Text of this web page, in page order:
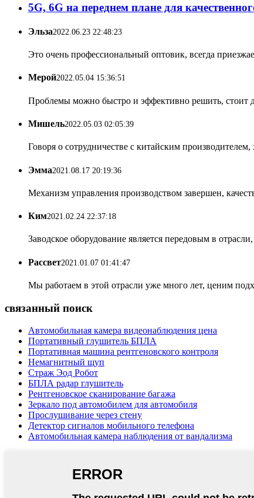
5G, 6G на переднем плане для
Эльза2022.06.23 22:48:23
Это очень профессиональный оптовик, всегда
Мерой2022.05.04 15:36:51
Проблемы можно быстро и эффективно решить, стоит
Мишель2022.05.03 02:05:39
Говоря о сотрудничестве с китайским
Эмма2021.08.17 20:19:36
Механизм управления производством завершен,
Ким2021.02.24 22:37:18
Заводское оборудование является передовым в
Рассвет2021.01.07 01:41:47
Мы работаем в этой отрасли уже много лет, ценим
связанный поиск
Автомобильная камера видеонаблюдения цена
Портативный глушитель БПЛА
Портативная машина рентгеновского контроля
Немагнитный щуп
Страж Эод Робот
БПЛА радар глушитель
Рентгеновское сканирование багажа
Зеркало под автомобилем для автомобиля
Прослушивание через стену
Детектор сигналов мобильного телефона
Автомобильная камера наблюдения от вандализма